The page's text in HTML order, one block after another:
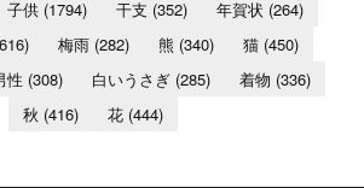
子供 (1794) 干支 (352) 年賀状 (264)
梅雨(282) 熊 (340) 猫(450)
性 (308) 白いうさぎ (285) 着物 (336)
秋 (416) 花 (444)